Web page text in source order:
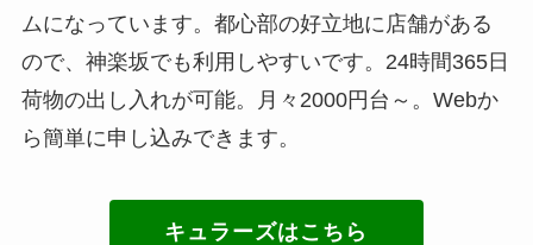
ムになっています。都心部の好立地に店舗がある
ので、神楽坂でも利用しやすいです。24時間365日
荷物の出し入れが可能。月々2000円台～。Webか
ら簡単に申し込みできます。
キュラーズはこちら